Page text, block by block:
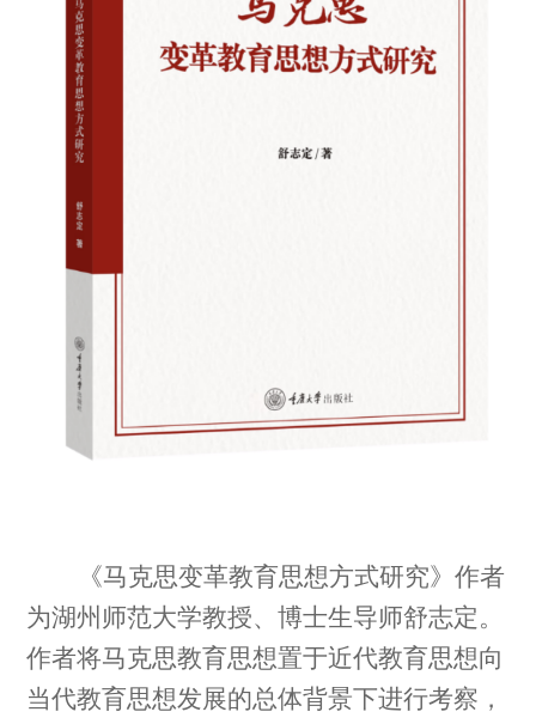
《马克思变革教育思想方式研究》作者
为湖州师范大学教授、博士生导师舒志定。
作者将马克思教育思想置于近代教育思想向
当代教育思想发展的总体背景下进行考察，